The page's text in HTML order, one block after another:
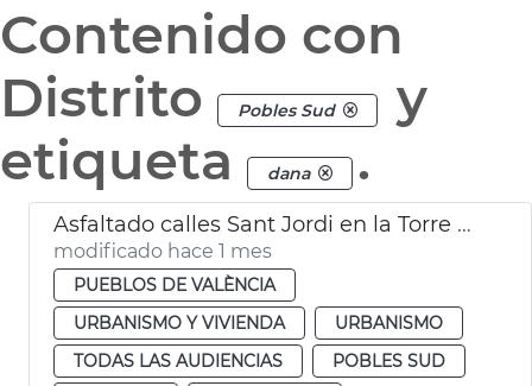
Contenido con
Distrito
Pobles Sud
y
etiqueta
dana .
Asfaltado calles Sant Jordi en la Torre València
modificado hace 1 mes
PUEBLOS DE VALÈNCIA
URBANISMO Y VIVIENDA
URBANISMO
TODAS LAS AUDIENCIAS
POBLES SUD